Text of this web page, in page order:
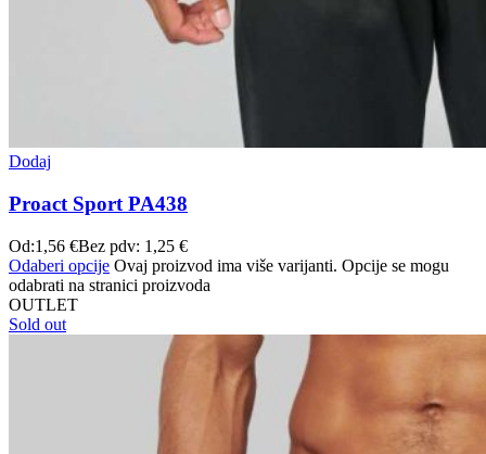
Dodaj
Proact Sport PA438
Od:1,56 €Bez pdv: 1,25 €
Odaberi opcije Ovaj proizvod ima više varijanti. Opcije se mogu
odabrati na stranici proizvoda
OUTLET
Sold out